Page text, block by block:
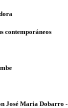
contemporáneos
José Maria Dobarro